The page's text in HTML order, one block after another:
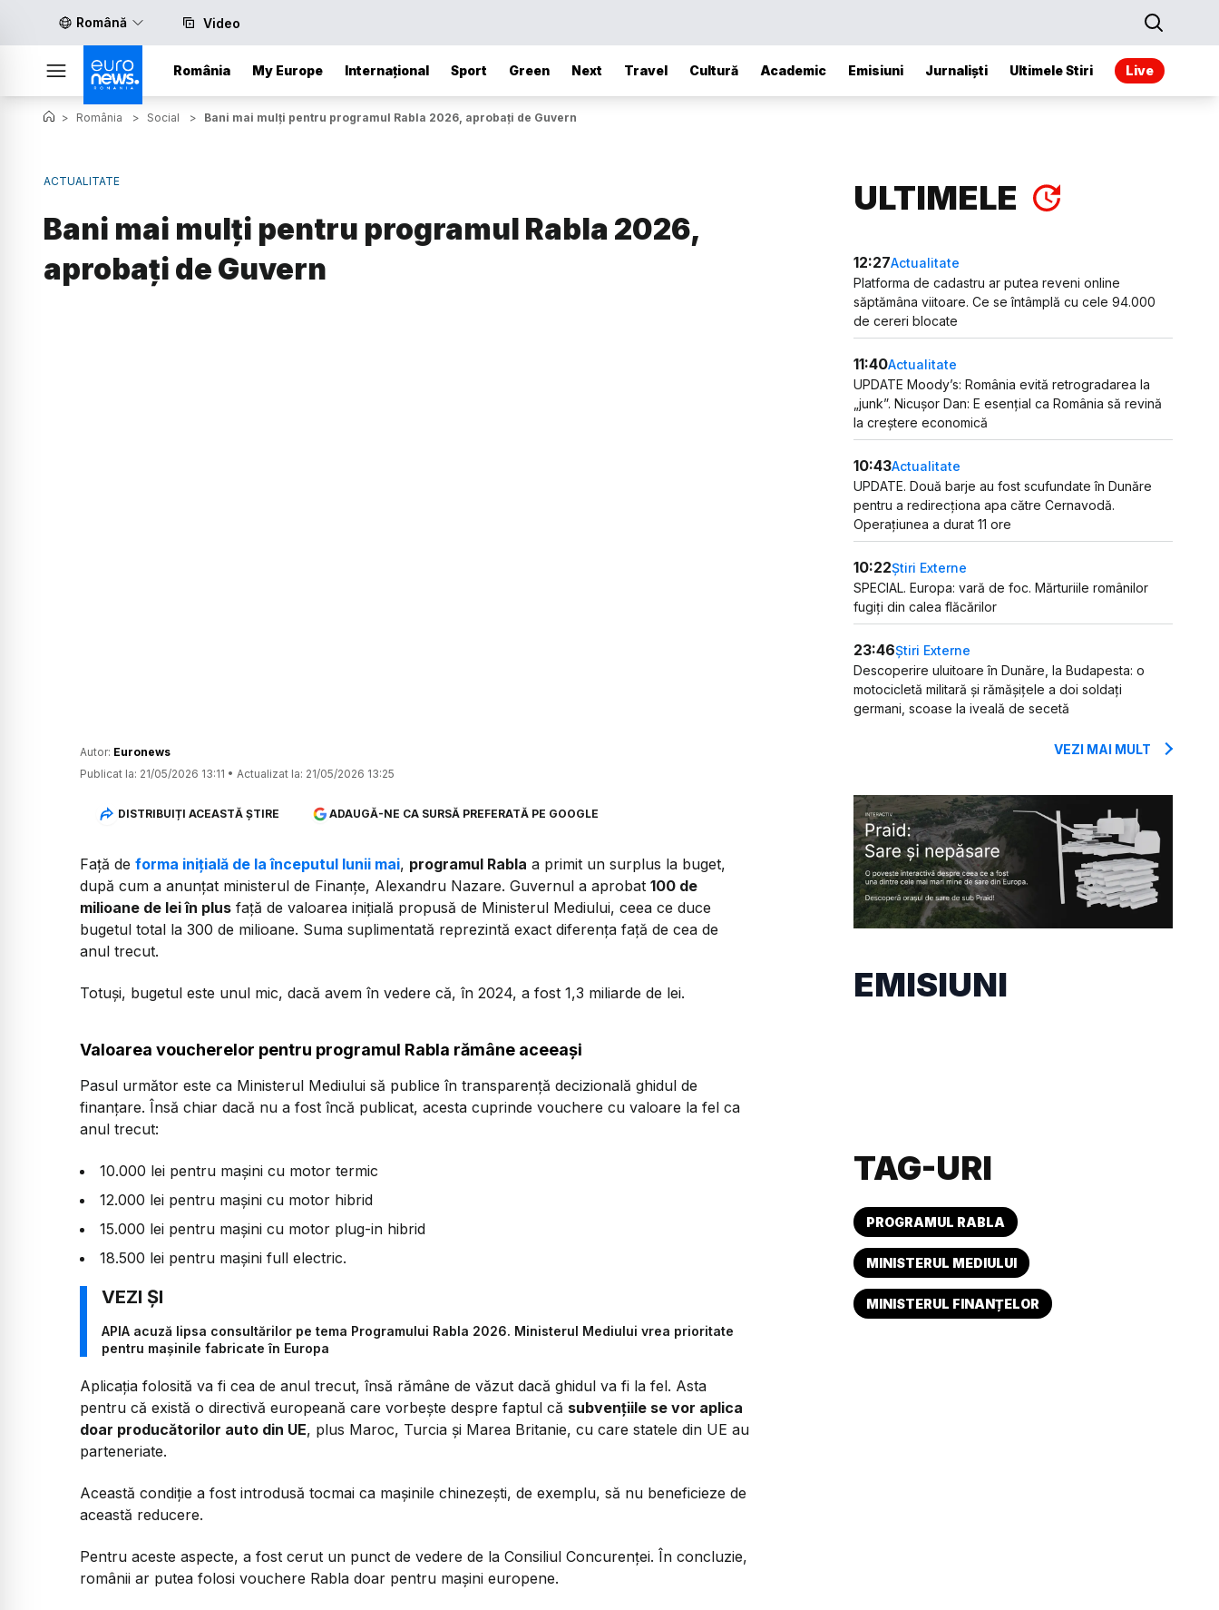
Română Video
România My Europe Internațional Sport Green Next Travel Cultură Academic Emisiuni Jurnaliști Ultimele Stiri Live
> România > Social > Bani mai mulți pentru programul Rabla 2026, aprobați de Guvern
ACTUALITATE
Bani mai mulți pentru programul Rabla 2026,
aprobați de Guvern
Autor: Euronews
Publicat la: 21/05/2026 13:11 • Actualizat la: 21/05/2026 13:25
DISTRIBUIȚI ACEASTĂ ȘTIRE ADAUGĂ-NE CA SURSĂ PREFERATĂ PE GOOGLE
Față de forma inițială de la începutul lunii mai, programul Rabla a primit un surplus la buget,
după cum a anunțat ministerul de Finanțe, Alexandru Nazare. Guvernul a aprobat 100 de
milioane de lei în plus față de valoarea inițială propusă de Ministerul Mediului, ceea ce duce
bugetul total la 300 de milioane. Suma suplimentată reprezintă exact diferența față de cea de
anul trecut.
Totuși, bugetul este unul mic, dacă avem în vedere că, în 2024, a fost 1,3 miliarde de lei.
Valoarea voucherelor pentru programul Rabla rămâne aceeași
Pasul următor este ca Ministerul Mediului să publice în transparență decizională ghidul de
finanțare. Însă chiar dacă nu a fost încă publicat, acesta cuprinde vouchere cu valoare la fel ca
anul trecut:
10.000 lei pentru mașini cu motor termic
12.000 lei pentru mașini cu motor hibrid
15.000 lei pentru mașini cu motor plug-in hibrid
18.500 lei pentru mașini full electric.
APIA acuză lipsa consultărilor pe tema Programului Rabla 2026. Ministerul Mediului vrea prioritate
pentru mașinile fabricate în Europa
Aplicația folosită va fi cea de anul trecut, însă rămâne de văzut dacă ghidul va fi la fel. Asta
pentru că există o directivă europeană care vorbește despre faptul că subvențiile se vor aplica
doar producătorilor auto din UE, plus Maroc, Turcia și Marea Britanie, cu care statele din UE au
parteneriate.
Această condiție a fost introdusă tocmai ca mașinile chinezești, de exemplu, să nu beneficieze de
această reducere.
Pentru aceste aspecte, a fost cerut un punct de vedere de la Consiliul Concurenței. În concluzie,
românii ar putea folosi vouchere Rabla doar pentru mașini europene.
ULTIMELE
12:27Actualitate
Platforma de cadastru ar putea reveni online
săptămâna viitoare. Ce se întâmplă cu cele 94.000
de cereri blocate
11:40Actualitate
UPDATE Moody’s: România evită retrogradarea la
„junk”. Nicușor Dan: E esențial ca România să revină
la creștere economică
10:43Actualitate
UPDATE. Două barje au fost scufundate în Dunăre
pentru a redirecționa apa către Cernavodă.
Operațiunea a durat 11 ore
10:22Știri Externe
SPECIAL. Europa: vară de foc. Mărturiile românilor
fugiți din calea flăcărilor
23:46Știri Externe
Descoperire uluitoare în Dunăre, la Budapesta: o
motocicletă militară și rămășițele a doi soldați
germani, scoase la iveală de secetă
VEZI MAI MULT
EMISIUNI
TAG-URI
PROGRAMUL RABLA
MINISTERUL MEDIULUI
MINISTERUL FINANȚELOR